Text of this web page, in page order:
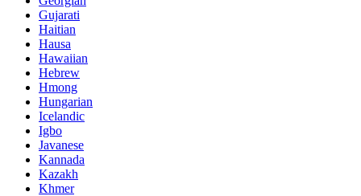
Gujarati
Haitian
Hausa
Hawaiian
Hebrew
Hmong
Hungarian
Icelandic
Igbo
Javanese
Kannada
Kazakh
Khmer